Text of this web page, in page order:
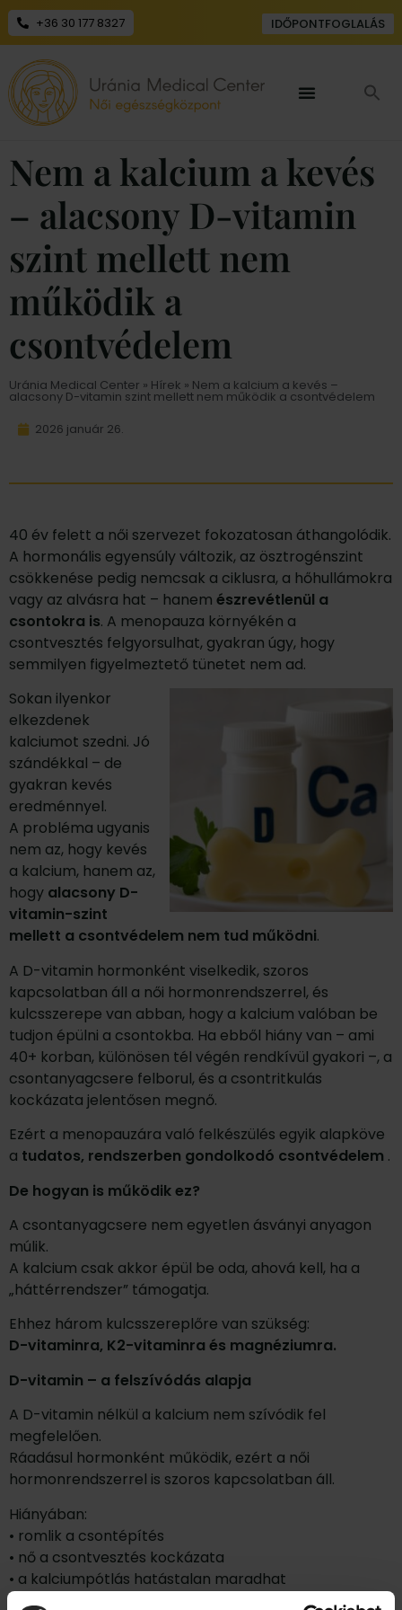
+36 30 177 8327 IDŐPONTFOGLALÁS
Nem a kalcium a kevés
– alacsony D-vitamin
szint mellett nem
működik a
csontvédelem
Uránia Medical Center » Hírek » Nem a kalcium a kevés –
alacsony D-vitamin szint mellett nem működik a csontvédelem
2026 január 26.
40 év felett a női szervezet fokozatosan áthangolódik.
A hormonális egyensúly változik, az ösztrogénszint
csökkenése pedig nemcsak a ciklusra, a hőhullámokra
vagy az alvásra hat – hanem észrevétlenül a
csontokra is. A menopauza környékén a
csontvesztés felgyorsulhat, gyakran úgy, hogy
semmilyen figyelmeztető tünetet nem ad.
Sokan ilyenkor
elkezdenek
kalciumot szedni. Jó
szándékkal – de
gyakran kevés
eredménnyel.
A probléma ugyanis
nem az, hogy kevés
a kalcium, hanem az,
hogy alacsony D-
vitamin-szint
mellett a csontvédelem nem tud működni.
A D-vitamin hormonként viselkedik, szoros
kapcsolatban áll a női hormonrendszerrel, és
kulcsszerepe van abban, hogy a kalcium valóban be
tudjon épülni a csontokba. Ha ebből hiány van – ami
40+ korban, különösen tél végén rendkívül gyakori –, a
csontanyagcsere felborul, és a csontritkulás
kockázata jelentősen megnő.
Ezért a menopauzára való felkészülés egyik alapköve
a tudatos, rendszerben gondolkodó csontvédelem .
De hogyan is működik ez?
A csontanyagcsere nem egyetlen ásványi anyagon
múlik.
A kalcium csak akkor épül be oda, ahová kell, ha a
„háttérrendszer” támogatja.
Ehhez három kulcsszereplőre van szükség:
D-vitaminra, K2-vitaminra és magnéziumra.
D-vitamin – a felszívódás alapja
A D-vitamin nélkül a kalcium nem szívódik fel
megfelelően.
Ráadásul hormonként működik, ezért a női
hormonrendszerrel is szoros kapcsolatban áll.
Hiányában:
• romlik a csontépítés
• nő a csontvesztés kockázata
• a kalciumpótlás hatástalan maradhat